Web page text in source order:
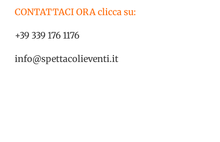
CONTATTACI ORA clicca su:
+39 339 176 1176
info@spettacolieventi.it